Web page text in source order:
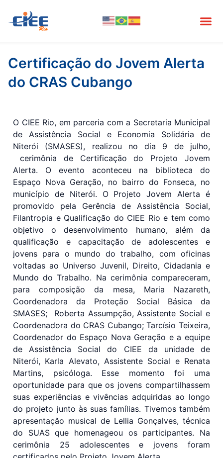
Certificação do Jovem Alerta
do CRAS Cubango
O CIEE Rio, em parceria com a Secretaria Municipal
de Assistência Social e Economia Solidária de
Niterói (SMASES), realizou no dia 9 de julho,
cerimônia de Certificação do Projeto Jovem
Alerta. O evento aconteceu na biblioteca do
Espaço Nova Geração, no bairro do Fonseca, no
município de Niterói. O Projeto Jovem Alerta é
promovido pela Gerência de Assistência Social,
Filantropia e Qualificação do CIEE Rio e tem como
objetivo o desenvolvimento humano, além da
qualificação e capacitação de adolescentes e
jovens para o mundo do trabalho, com oficinas
voltadas ao Universo Juvenil, Direito, Cidadania e
Mundo do Trabalho. Na cerimônia compareceram,
para composição da mesa, Maria Nazareth,
Coordenadora da Proteção Social Básica da
SMASES; Roberta Assumpção, Assistente Social e
Coordenadora do CRAS Cubango; Tarcísio Teixeira,
Coordenador do Espaço Nova Geração e a equipe
de Assistência Social do CIEE da unidade de
Niterói, Karla Alevato, Assistente Social e Renata
Martins, psicóloga. Esse momento foi uma
oportunidade para que os jovens compartilhassem
suas experiências e vivências adquiridas ao longo
do projeto junto às suas famílias. Tivemos também
apresentação musical de Lellia Gonçalves, técnica
do SUAS que homenageou os participantes. Na
cerimônia 25 adolescentes e jovens foram